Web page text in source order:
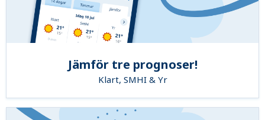
Jämför tre prognoser!
Klart, SMHI & Yr